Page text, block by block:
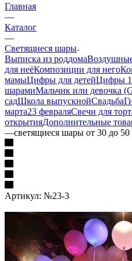
Главная
—
Каталог
—
Светящиеся шары
Выписка из роддома
для неёКомпозиции для него
мамыЦифры для детейЦифры
шарамиМальчик или девочка
садШкола выпускнойСвадьба
марта23 февраляСвечи для
открытияДополнительные
—светящиеся шары от 30 до 50
Артикул: №23-3